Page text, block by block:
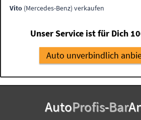
Vito (Mercedes-Benz) verkaufen
Unser Service ist für Dich
Auto unverbindlich
AutoProfis-Bar